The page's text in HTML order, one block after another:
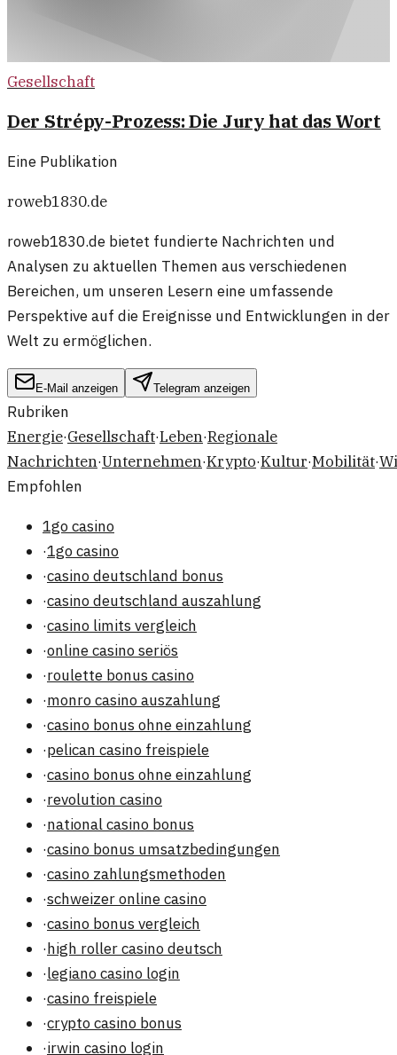
Gesellschaft
Der Strépy-Prozess: Die Jury hat das Wort
Eine Publikation
roweb1830.de
roweb1830.de bietet fundierte Nachrichten und
Analysen zu aktuellen Themen aus verschiedenen
Bereichen, um unseren Lesern eine umfassende
Perspektive auf die Ereignisse und Entwicklungen in der
Welt zu ermöglichen.
E-Mail anzeigen Telegram anzeigen
Rubriken
Energie·Gesellschaft·Leben·Regionale
Nachrichten·Unternehmen·Krypto·Kultur·Mobilität·
Empfohlen
1go casino
·1go casino
·casino deutschland bonus
·casino deutschland auszahlung
·casino limits vergleich
·online casino seriös
·roulette bonus casino
·monro casino auszahlung
·casino bonus ohne einzahlung
·pelican casino freispiele
·casino bonus ohne einzahlung
·revolution casino
·national casino bonus
·casino bonus umsatzbedingungen
·casino zahlungsmethoden
·schweizer online casino
·casino bonus vergleich
·high roller casino deutsch
·legiano casino login
·casino freispiele
·crypto casino bonus
·irwin casino login